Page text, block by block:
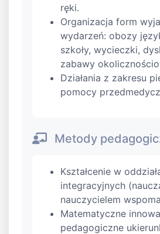
ręki.
Organizacja form
wydarzeń: obozy
szkoły, wycieczki,
zabawy
Działania z zakresu
pomocy
Metody
Kształcenie w
integracyjnych
nauczycielem
Matematyczne
pedagogiczne